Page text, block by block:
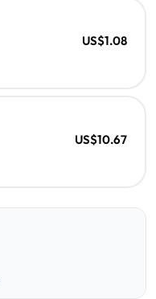
US$1.08
US$10.67